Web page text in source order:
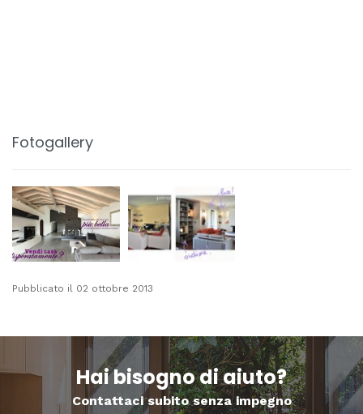
Fotogallery
Pubblicato il 02 ottobre 2013
Hai bisogno di aiuto?
Contattaci subito senza impegno